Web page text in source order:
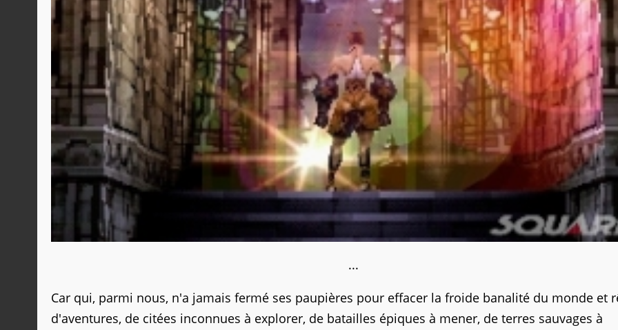
...
Car qui, parmi nous, n'a jamais fermé ses paupières pour effacer la froide banalité du monde et
d'aventures, de citées inconnues à explorer, de batailles épiques à mener, de terres sauvages à